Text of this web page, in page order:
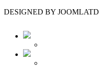
DESIGNED BY JOOMLATD